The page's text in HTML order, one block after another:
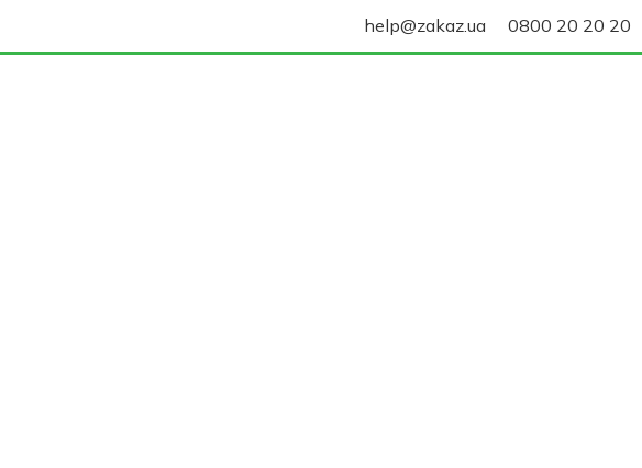
help@zakaz.ua 0800 20 20 20